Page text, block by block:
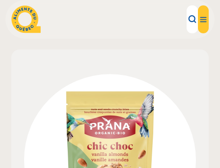
Recettes
Inspirations d'ici
Restaurants